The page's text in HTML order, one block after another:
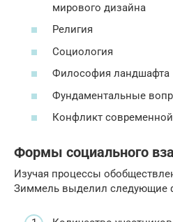
мирового дизайна
Религия
Социология
Философия ландшафта
Фундаментальные
Конфликт современной
Формы социального
Изучая процессы
Зиммель выделил следующие